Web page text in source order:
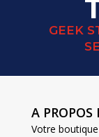
GEEK
A PROPOS
Votre